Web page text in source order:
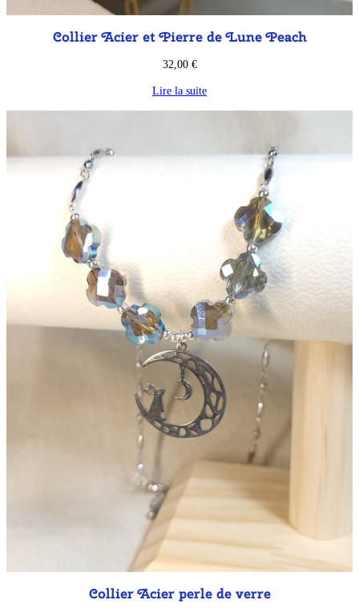
Collier Acier et Pierre de Lune Peach
32,00 €
Lire la suite
Collier Acier perle de verre